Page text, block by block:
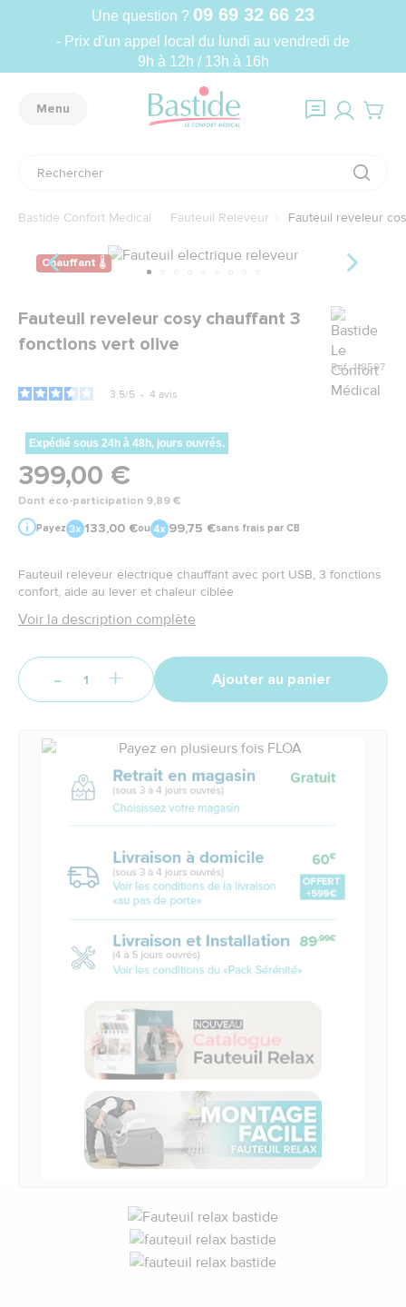
Une question ? 09 69 32 66 23
- Prix d'un appel local du lundi au vendredi de
9h à 12h / 13h à 16h
Menu
Bastide Confort Médical Fauteuil Releveur Fauteuil reveleur
Chauffant 🌡
Fauteuil reveleur cosy chauffant 3
fonctions vert olive
Marque
Ref.: 118597
3.5/5 - 4 avis
Expédié sous 24h à 48h, jours ouvrés.
399,00 €
Dont éco-participation 9,89 €
Payez 133,00 €ou 99,75 €sans frais par CB
Fauteuil releveur électrique chauffant avec port USB, 3 fonctions
confort, aide au lever et chaleur ciblée
Voir la description complète
- + Ajouter au panier